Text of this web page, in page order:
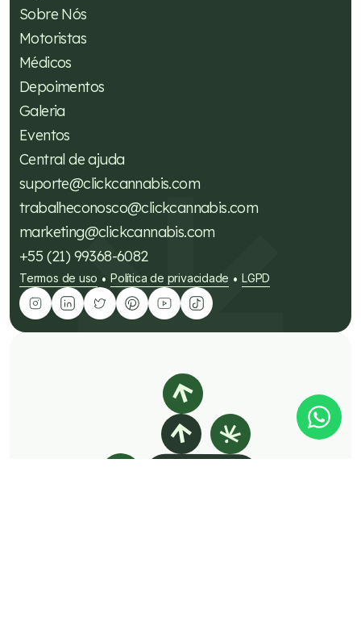
Sobre Nós
Motoristas
Médicos
Depoimentos
Galeria
Eventos
Central de ajuda
suporte@clickcannabis.com
trabalheconosco@clickcannabis.com
marketing@clickcannabis.com
+55 (21) 99368-6082
Termos de uso • Política de privacidade • LGPD